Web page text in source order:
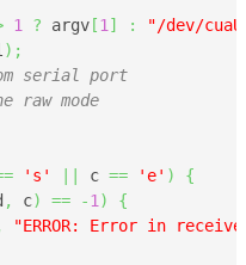
1 ? argv [1] :
"/dev/
) ;
serial port
raw mode
's' c == 'e' )
{
, c) == -1)
{
"ERROR: Error in